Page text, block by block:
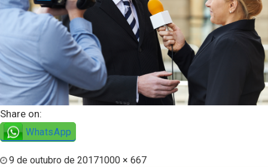
Share on:
WhatsApp
9 de outubro de 20171000 × 667